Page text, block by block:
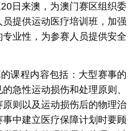
日来澳，为澳门赛区组织委
提供运动医疗培训班，加强
业性，为参赛人员提供安全
课程内容包括：大型赛事的
急性运动损伤和处理原则、
则以及运动损伤后的物理治
中建立医疗保障计划时要顾